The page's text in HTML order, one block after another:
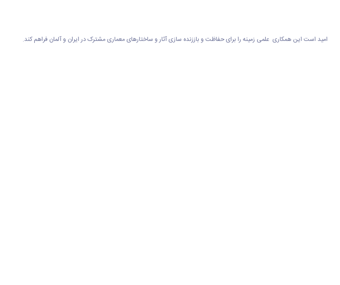
امید است این همکاری علمی زمینه را برای حفاظت و باززنده سازی آثار و ساختارهای معماری مشترک در ایران و آلمان فراهم کند.